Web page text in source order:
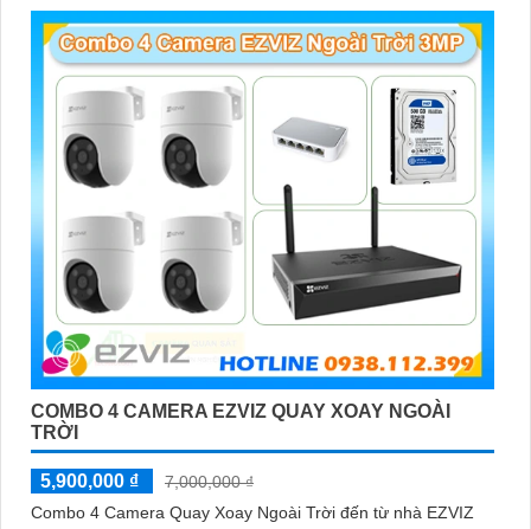
COMBO 4 CAMERA EZVIZ QUAY XOAY NGOÀI
TRỜI
5,900,000 ₫
7,000,000 ₫
Combo 4 Camera Quay Xoay Ngoài Trời đến từ nhà EZVIZ